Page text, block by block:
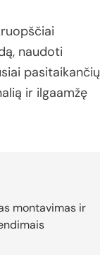
naudoti
pasitaikančių
ir ilgaamžę
montavimas ir